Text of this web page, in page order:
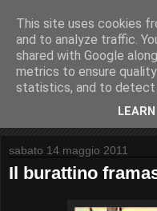
Moreno
sabato 14 maggio 2011
Il burattino
This site uses cookies
and to analyze traffic.
shared with Google
metrics to ensure
statistics, and to detect